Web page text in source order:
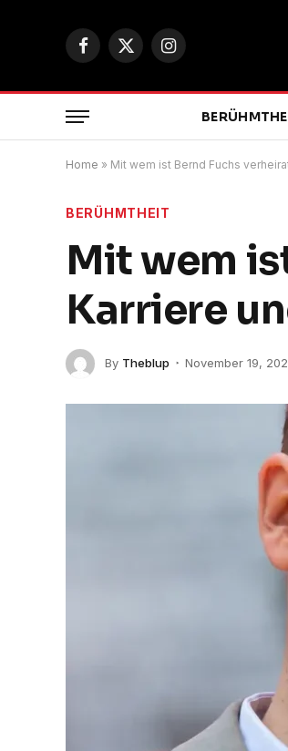
Facebook
X
Instagram
Home » Mit wem ist Bernd Fuchs
BERÜHMTHEIT
Mit wem
Karriere
By Theblup November 19,